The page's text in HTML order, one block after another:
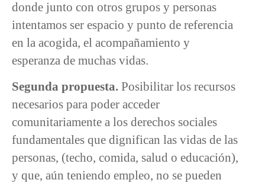
donde junto con otros grupos y personas
intentamos ser espacio y punto de referencia
en la acogida, el acompañamiento y
esperanza de muchas vidas.
Segunda propuesta. Posibilitar los recursos
necesarios para poder acceder
comunitariamente a los derechos sociales
fundamentales que dignifican las vidas de las
personas, (techo, comida, salud o educación),
y que, aún teniendo empleo, no se pueden